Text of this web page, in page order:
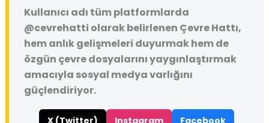
Kullanıcı adı tüm platformlarda
@cevrehatti olarak belirlenen Çevre Hattı,
hem anlık gelişmeleri duyurmak hem de
özgün çevre dosyalarını yaygınlaştırmak
amacıyla sosyal medya varlığını
güçlendiriyor.